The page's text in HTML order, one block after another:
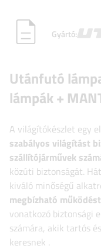
Gyártó:
Utánfutó
lámpák +
A világítókészlet egy
szabályos világítást
szállítójárművek
közúti biztonságát.
kiváló minőségű
megbízható
vonatkozó biztonsági
számára, akik tartós
keresnek .